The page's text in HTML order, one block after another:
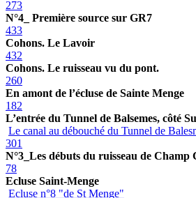
273
N°4_ Première source sur GR7
433
Cohons. Le Lavoir
432
Cohons. Le ruisseau vu du pont.
260
En amont de l’écluse de Sainte Menge
182
L’entrée du Tunnel de Balsemes, côté
Le canal au débouché du Tunnel de
301
N°3_Les débuts du ruisseau de Champ
78
Ecluse Saint-Menge
Ecluse n°8 "de St Menge"